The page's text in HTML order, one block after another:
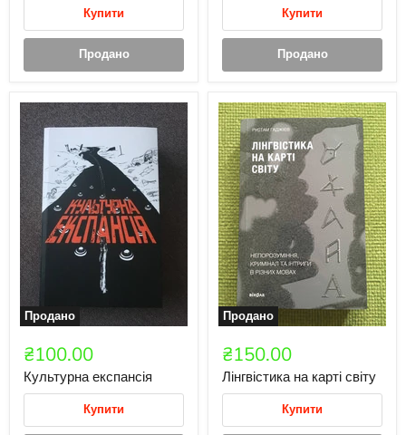
Купити
Продано
Купити
Продано
Продано
₴100.00
Культурна експансія
Купити
Продано
₴150.00
Лінгвістика на карті світу
Купити